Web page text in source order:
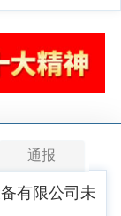
通报
有限公司未